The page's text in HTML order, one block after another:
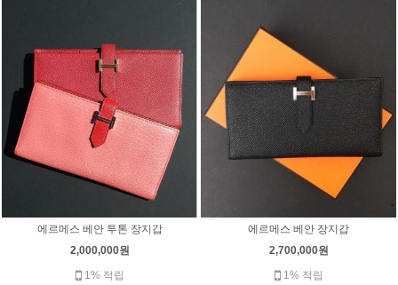
에르메스 베안 투톤 장지갑
2,000,000원
1% 적립
에르메스 베안 장지갑
2,700,000원
1% 적립